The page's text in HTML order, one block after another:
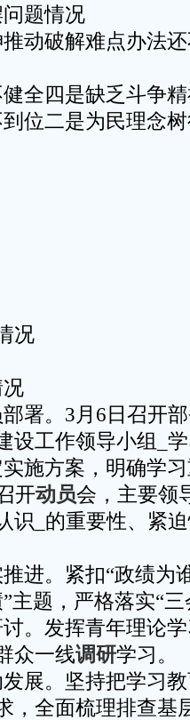
问题情况
动破解难点办法
全四是缺乏斗争
位二是为民理念
况
署。3月6日召开
设工作领导小组_
施方案，明确学
开动员会，主要领
识_的重要性、紧
进。紧扣“政绩为
主题，严格落实“
。发挥青年理论
众一线调研学习。
展。坚持把学习
，全面梳理排查基